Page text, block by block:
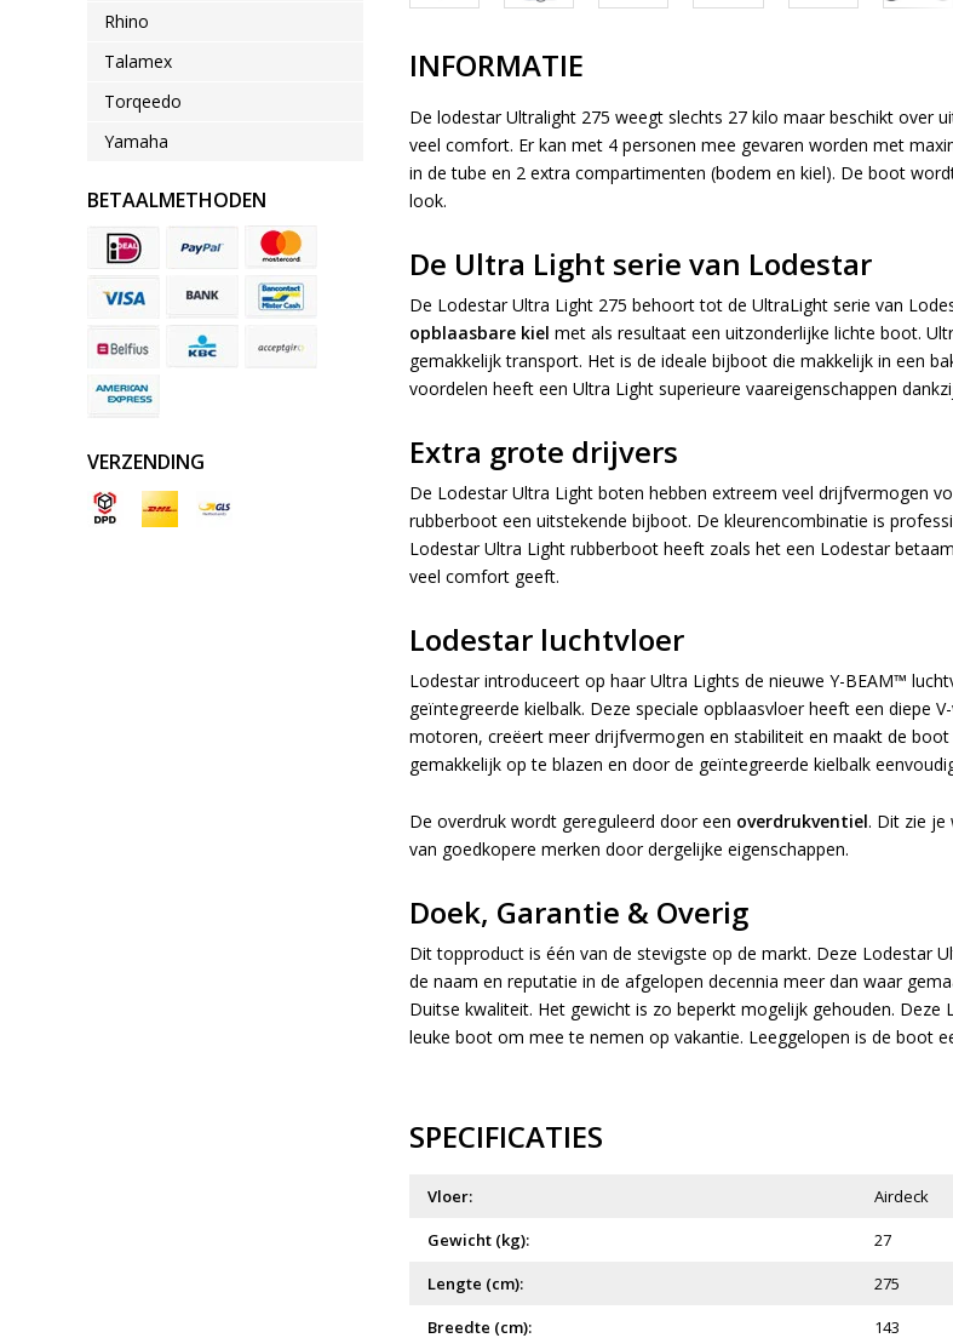
Rhino
Talamex
Torqeedo
Yamaha
BETAALMETHODEN
VERZENDING
INFORMATIE
De lodestar Ultralight 275 weegt slechts 27 kilo maar beschikt over
veel comfort. Er kan met 4 personen mee gevaren worden met
in de tube en 2 extra compartimenten (bodem en kiel). De boot
look.
De Ultra Light serie van Lodestar
De Lodestar Ultra Light 275 behoort tot de UltraLight serie van
opblaasbare kiel met als resultaat een uitzonderlijke lichte boot.
gemakkelijk transport. Het is de ideale bijboot die makkelijk in een
voordelen heeft een Ultra Light superieure vaareigenschappen
Extra grote drijvers
De Lodestar Ultra Light boten hebben extreem veel drijfvermogen
rubberboot een uitstekende bijboot. De kleurencombinatie is
Lodestar Ultra Light rubberboot heeft zoals het een Lodestar
veel comfort geeft.
Lodestar luchtvloer
Lodestar introduceert op haar Ultra Lights de nieuwe Y-BEAM™
geïntegreerde kielbalk. Deze speciale opblaasvloer heeft een diepe
motoren, creëert meer drijfvermogen en stabiliteit en maakt de
gemakkelijk op te blazen en door de geïntegreerde kielbalk
De overdruk wordt gereguleerd door een overdrukventiel. Dit zie je
van goedkopere merken door dergelijke eigenschappen.
Doek, Garantie & Overig
Dit topproduct is één van de stevigste op de markt. Deze Lodestar
de naam en reputatie in de afgelopen decennia meer dan waar
Duitse kwaliteit. Het gewicht is zo beperkt mogelijk gehouden.
leuke boot om mee te nemen op vakantie. Leeggelopen is de boot
SPECIFICATIES
Vloer:
Airdeck
Gewicht (kg):
27
Lengte (cm):
275
Breedte (cm):
143